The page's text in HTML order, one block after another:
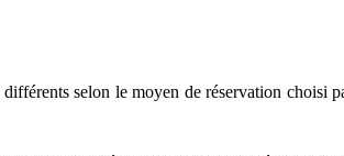
différents selon le moyen de réservation